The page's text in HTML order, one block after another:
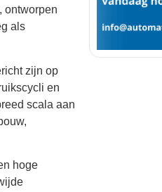
ontworpen
als
zijn op
en
scala aan
hoge